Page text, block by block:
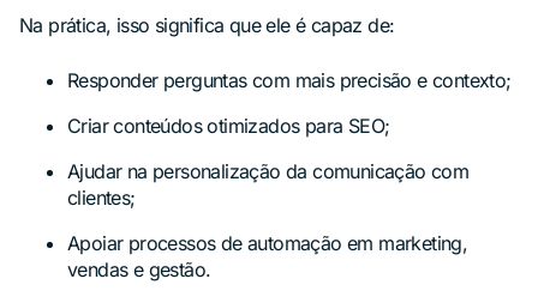
Na prática, isso significa que ele é capaz de:
Responder perguntas com mais precisão e contexto;
Criar conteúdos otimizados para SEO;
Ajudar na personalização da comunicação com
clientes;
Apoiar processos de automação em marketing,
vendas e gestão.